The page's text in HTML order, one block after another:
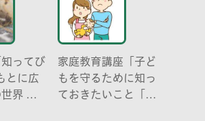
ってび
とに広
界 ア
家庭教育講座「子ど
もを守るために知っ
ておきたいこと「プ